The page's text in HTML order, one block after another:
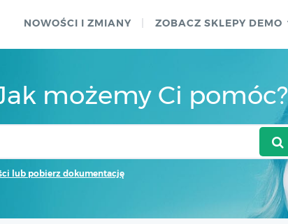
NOWOŚCI I ZMIANY ZOBACZ SKLEPY DEMO
możemy Ci pomóc?
lub pobierz dokumentację